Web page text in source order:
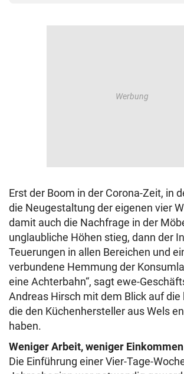
Erst der Boom in der Corona-Zeit, in
die Neugestaltung der eigenen vier
damit auch die Nachfrage in der
unglaubliche Höhen stieg, dann der
Teuerungen in allen Bereichen und
verbundene Hemmung der
eine Achterbahn“, sagt ewe-
Andreas Hirsch mit dem Blick auf
die den Küchenhersteller aus Wels
haben.
Weniger Arbeit, weniger Einkommen
Die Einführung einer Vier-Tage-